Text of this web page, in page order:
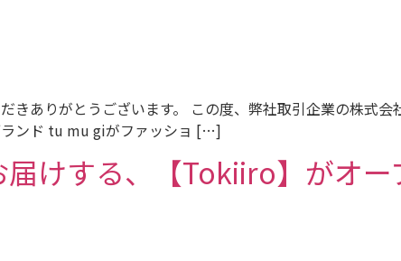
きありがとうございます。 この度、弊社取引企業の株式
ンド tu mu giがファッショ […]
届けする、【Tokiiro】がオー